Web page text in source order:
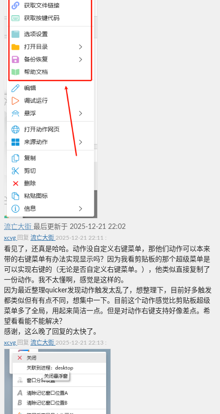
流亡大街 最后更新于 2025-12-21 22:02
xcvg 回复 流亡大街 2025-12-21 22:11 :
看见了，还真是哈哈。动作没自定义右键菜单，那他们动作可以本来
带的右键菜单有办法实现显示吗？因为我看剪贴板的那个超级菜单是
可以实现右键的（无论是否自定义右键菜单。），他类似直接复制了
一份动作。我不太懂啊，感觉是这样的。
因为最近整理quicker发现动作触发太乱了，想整理下，目前好多触发
都类似但有有点不同，想集中一下。目前这个动作感觉比剪贴板超级
菜单多了全局，用起来简洁一点。但是对动作右键支持好像差点。希
望看看能不能解决？
感谢，这么晚了回复的太快了。
xcvg 回复 流亡大街 2025-12-21 22:13 :